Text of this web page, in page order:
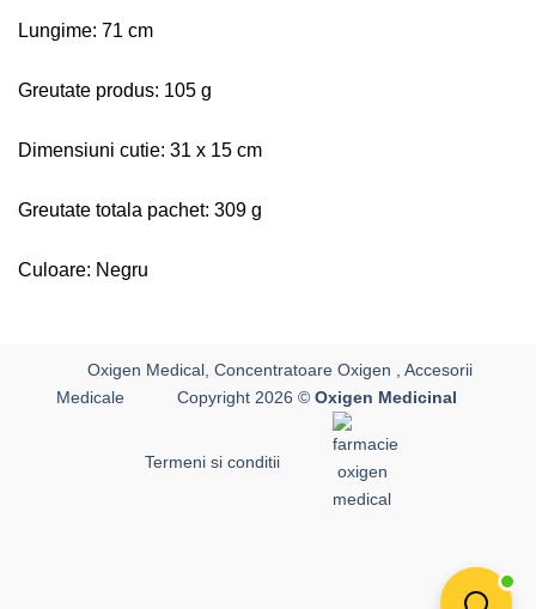
Lungime: 71 cm
Greutate produs: 105 g
Dimensiuni cutie: 31 x 15 cm
Greutate totala pachet: 309 g
Culoare: Negru
Oxigen Medical, Concentratoare Oxigen , Accesorii
Medicale
Copyright 2026 © Oxigen Medicinal
Termeni si conditii